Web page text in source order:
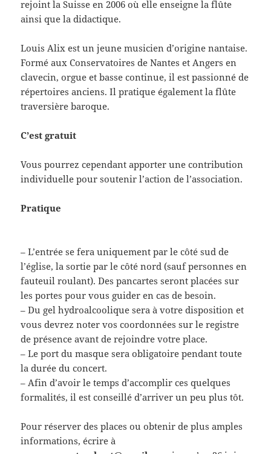
rejoint la Suisse en 2006 où elle enseigne la flûte
ainsi que la didactique.
Louis Alix est un jeune musicien d’origine nantaise.
Formé aux Conservatoires de Nantes et Angers en
clavecin, orgue et basse continue, il est passionné de
répertoires anciens. Il pratique également la flûte
traversière baroque.
C’est gratuit
Vous pourrez cependant apporter une contribution
individuelle pour soutenir l’action de l’association.
Pratique
– L’entrée se fera uniquement par le côté sud de
l’église, la sortie par le côté nord (sauf personnes en
fauteuil roulant). Des pancartes seront placées sur
les portes pour vous guider en cas de besoin.
– Du gel hydroalcoolique sera à votre disposition et
vous devrez noter vos coordonnées sur le registre
de présence avant de rejoindre votre place.
– Le port du masque sera obligatoire pendant toute
la durée du concert.
– Afin d’avoir le temps d’accomplir ces quelques
formalités, il est conseillé d’arriver un peu plus tôt.
Pour réserver des places ou obtenir de plus amples
informations, écrire à